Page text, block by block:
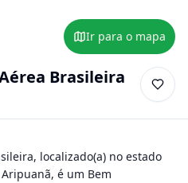
Ir para o mapa
Brasileira
localizado(a) no estado
é um Bem